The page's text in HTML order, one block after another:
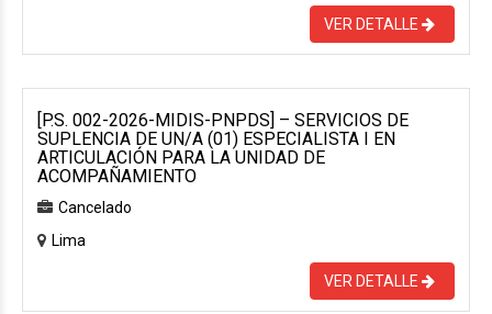
VER DETALLE
[P.S. 002-2026-MIDIS-PNPDS] – SERVICIOS DE
SUPLENCIA DE UN/A (01) ESPECIALISTA I EN
ARTICULACIÓN PARA LA UNIDAD DE
ACOMPAÑAMIENTO
Cancelado
Lima
VER DETALLE